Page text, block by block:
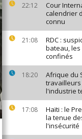
22:12
Cour
calendrier
connu
21:08
RDC :
bateau,
confinés
18:20
Afrique du
l'industrie
17:08
Haïti : le
la tenue
l'insécurité